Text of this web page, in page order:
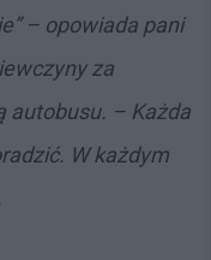
– opowiada pani
za
autobusu. – Każda
W każdym